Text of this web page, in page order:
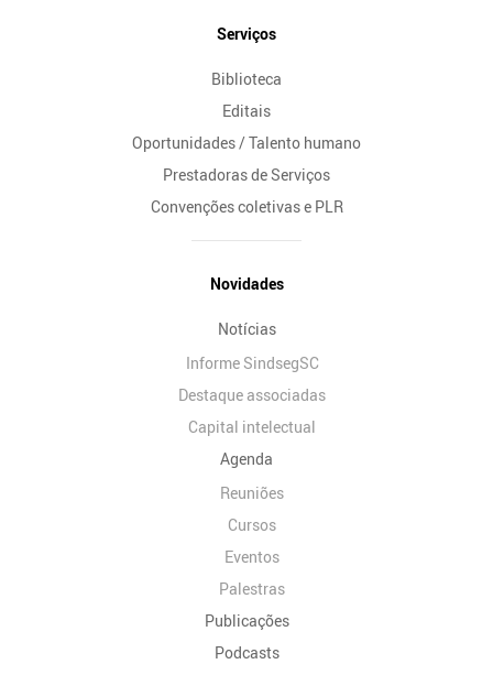
Serviços
Biblioteca
Editais
Oportunidades / Talento humano
Prestadoras de Serviços
Convenções coletivas e PLR
Novidades
Notícias
Informe SindsegSC
Destaque associadas
Capital intelectual
Agenda
Reuniões
Cursos
Eventos
Palestras
Publicações
Podcasts